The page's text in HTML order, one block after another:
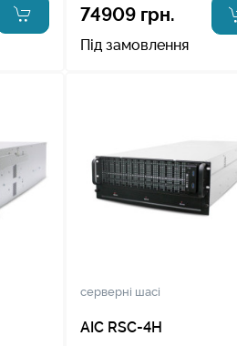
74909 грн.
Під замовлення
серверні шасі
AIC RSC-4H